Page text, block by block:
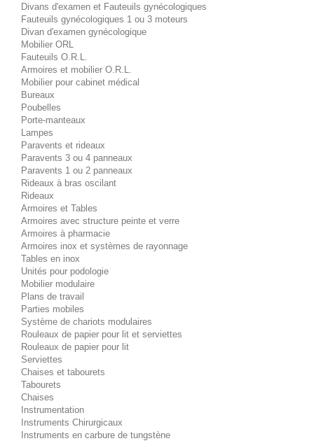
Divans d'examen et Fauteuils gynécologiques
Fauteuils gynécologiques 1 ou 3 moteurs
Divan d'examen gynécologique
Mobilier ORL
Fauteuils O.R.L.
Armoires et mobilier O.R.L.
Mobilier pour cabinet médical
Bureaux
Poubelles
Porte-manteaux
Lampes
Paravents et rideaux
Paravents 3 ou 4 panneaux
Paravents 1 ou 2 panneaux
Rideaux à bras oscilant
Rideaux
Armoires et Tables
Armoires avec structure peinte et verre
Armoires à pharmacie
Armoires inox et systèmes de rayonnage
Tables en inox
Unités pour podologie
Mobilier modulaire
Plans de travail
Parties mobiles
Système de chariots modulaires
Rouleaux de papier pour lit et serviettes
Rouleaux de papier pour lit
Serviettes
Chaises et tabourets
Tabourets
Chaises
Instrumentation
Instruments Chirurgicaux
Instruments en carbure de tungstène